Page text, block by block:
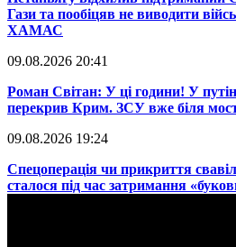
Гази та пообіцяв не виводити
ХАМАС
09.08.2026 20:41
​Роман Світан: У ці години! У
перекрив Крим. ЗСУ вже біля
09.08.2026 19:24
​Спецоперація чи прикриття
сталося під час затримання